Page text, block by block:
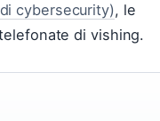
cybersecurity), le
di vishing.